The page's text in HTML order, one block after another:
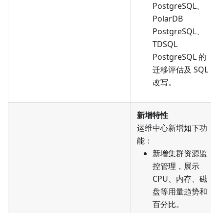
PostgreSQL、
PolarDB
PostgreSQL、
TDSQL
PostgreSQL 的
迁移评估及 SQL
改写。
新增特性
运维中心新增如下功
能：
新增集群资源监
控管理，展示
CPU、内存、磁
盘等用量趋势和
百分比。